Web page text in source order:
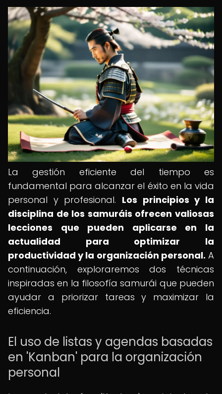
La gestión eficiente del tiempo es
fundamental para alcanzar el éxito en la vida
personal y profesional. Los principios y la
disciplina de los samuráis ofrecen valiosas
lecciones que pueden aplicarse en la
actualidad para optimizar la
productividad y la organización personal. A
continuación, exploraremos dos técnicas
inspiradas en la filosofía samurái que pueden
ayudar a priorizar tareas y maximizar la
eficiencia.
El uso de listas y agendas basadas
en 'Kanban' para la organización
personal